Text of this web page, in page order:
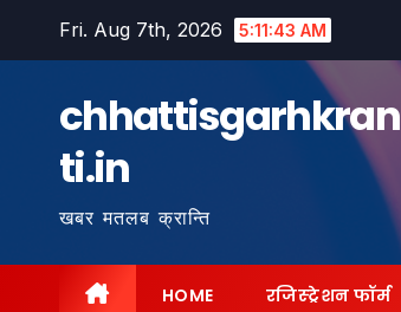
Fri. Aug 7th, 2026 5:11:44 AM
chhattisgarhkran
ti.in
खबर मतलब क्रान्ति
HOME रजिस्ट्रेशन फॉर्म